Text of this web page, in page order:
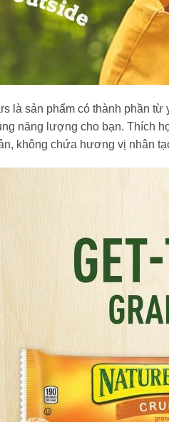
là sản phẩm có thành phần
năng lượng cho bạn. Thích
không chứa hương vị nhân